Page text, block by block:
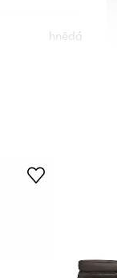
hnědá